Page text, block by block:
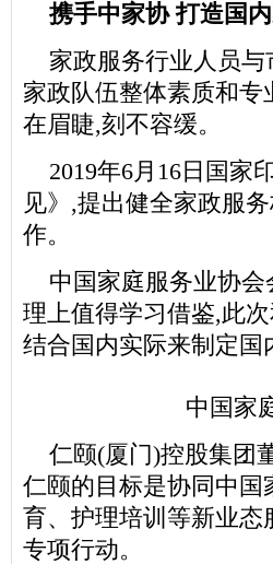
携手中家协 打造国
家政服务行业人员
家政队伍整体素质和
在眉睫,刻不容缓。
2019年6月16日国家
见》,提出健全家政服
作。
中国家庭服务业协
理上值得学习借鉴,此
结合国内实际来制定国
中国家
仁颐(厦门)控股集团
仁颐的目标是协同中
育、护理培训等新业
专项行动。